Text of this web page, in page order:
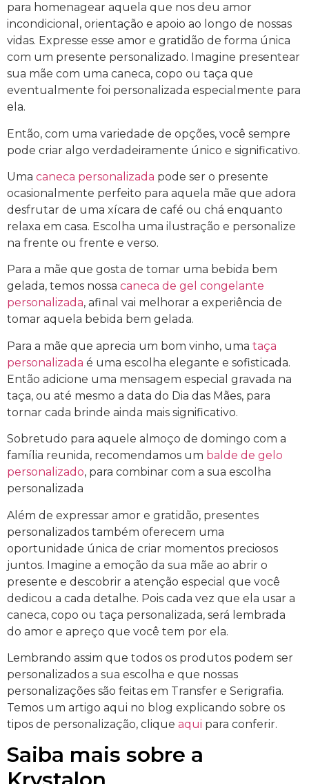
para homenagear aquela que nos deu amor
incondicional, orientação e apoio ao longo de nossas
vidas. Expresse esse amor e gratidão de forma única
com um presente personalizado. Imagine presentear
sua mãe com uma caneca, copo ou taça que
eventualmente foi personalizada especialmente para
ela.
Então, com uma variedade de opções, você sempre
pode criar algo verdadeiramente único e significativo.
Uma caneca personalizada pode ser o presente
ocasionalmente perfeito para aquela mãe que adora
desfrutar de uma xícara de café ou chá enquanto
relaxa em casa. Escolha uma ilustração e personalize
na frente ou frente e verso.
Para a mãe que gosta de tomar uma bebida bem
gelada, temos nossa caneca de gel congelante
personalizada, afinal vai melhorar a experiência de
tomar aquela bebida bem gelada.
Para a mãe que aprecia um bom vinho, uma taça
personalizada é uma escolha elegante e sofisticada.
Então adicione uma mensagem especial gravada na
taça, ou até mesmo a data do Dia das Mães, para
tornar cada brinde ainda mais significativo.
Sobretudo para aquele almoço de domingo com a
família reunida, recomendamos um balde de gelo
personalizado, para combinar com a sua escolha
personalizada
Além de expressar amor e gratidão, presentes
personalizados também oferecem uma
oportunidade única de criar momentos preciosos
juntos. Imagine a emoção da sua mãe ao abrir o
presente e descobrir a atenção especial que você
dedicou a cada detalhe. Pois cada vez que ela usar a
caneca, copo ou taça personalizada, será lembrada
do amor e apreço que você tem por ela.
Lembrando assim que todos os produtos podem ser
personalizados a sua escolha e que nossas
personalizações são feitas em Transfer e Serigrafia.
Temos um artigo aqui no blog explicando sobre os
tipos de personalização, clique aqui para conferir.
Saiba mais sobre a